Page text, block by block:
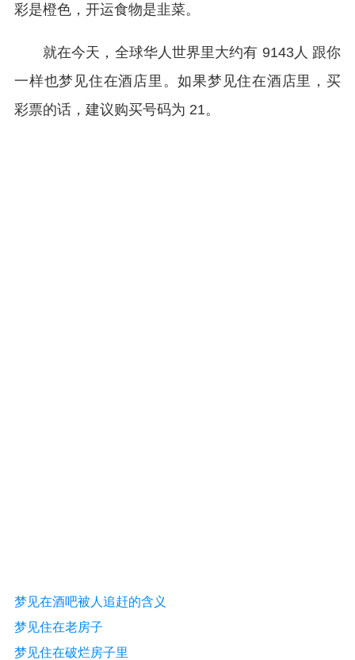
彩是橙色，开运食物是韭菜。
就在今天，全球华人世界里大约有 9143人 跟你
一样也梦见住在酒店里。如果梦见住在酒店里，买
彩票的话，建议购买号码为 21。
梦见在酒吧被人追赶的含义
梦见住在老房子
梦见住在破烂房子里